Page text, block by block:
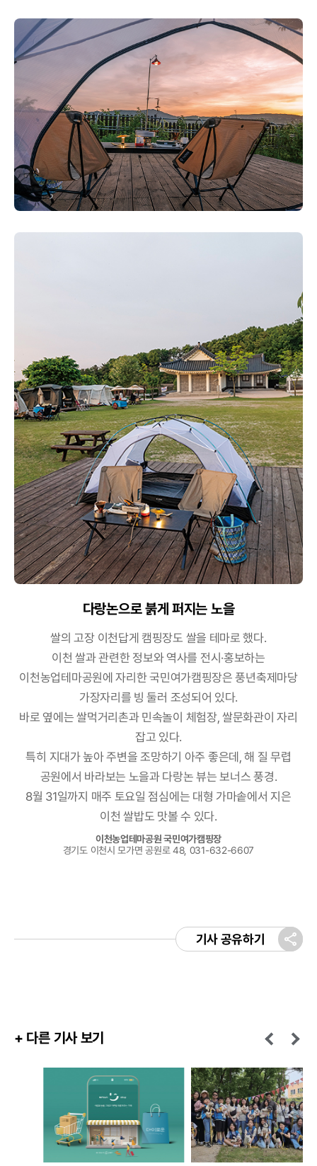
다랑논으로 붉게 퍼지는 노을
쌀의 고장 이천답게 캠핑장도 쌀을 테마로 했다.
이천 쌀과 관련한 정보와 역사를 전시·홍보하는
이천농업테마공원에 자리한 국민여가캠핑장은 풍년축제마당
가장자리를 빙 둘러 조성되어 있다.
바로 옆에는 쌀먹거리촌과 민속놀이 체험장, 쌀문화관이 자리
잡고 있다.
특히 지대가 높아 주변을 조망하기 아주 좋은데, 해 질 무렵
공원에서 바라보는 노을과 다랑논 뷰는 보너스 풍경.
8월 31일까지 매주 토요일 점심에는 대형 가마솥에서 지은
이천 쌀밥도 맛볼 수 있다.
이천농업테마공원 국민여가캠핑장
경기도 이천시 모가면 공원로 48, 031-632-6607
기사 공유하기
+ 다른 기사 보기